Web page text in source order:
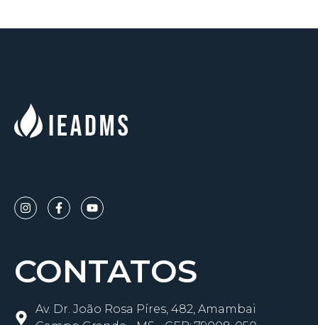
CONTATOS
Av. Dr. João Rosa Píres, 482, Amambai